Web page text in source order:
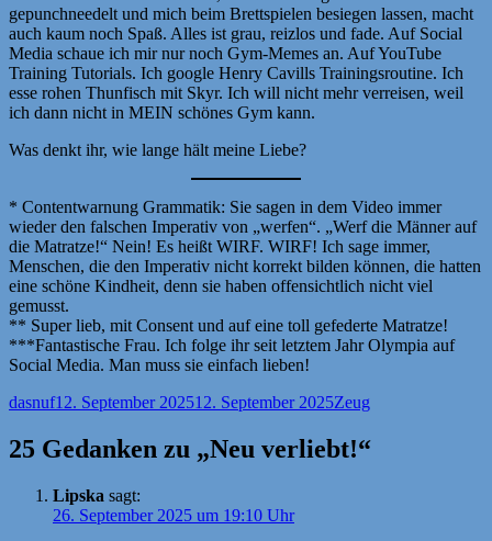
gepunchneedelt und mich beim Brettspielen besiegen lassen, macht
auch kaum noch Spaß. Alles ist grau, reizlos und fade. Auf Social
Media schaue ich mir nur noch Gym-Memes an. Auf YouTube
Training Tutorials. Ich google Henry Cavills Trainingsroutine. Ich
esse rohen Thunfisch mit Skyr. Ich will nicht mehr verreisen, weil
ich dann nicht in MEIN schönes Gym kann.
Was denkt ihr, wie lange hält meine Liebe?
* Contentwarnung Grammatik: Sie sagen in dem Video immer
wieder den falschen Imperativ von „werfen“. „Werf die Männer auf
die Matratze!“ Nein! Es heißt WIRF. WIRF! Ich sage immer,
Menschen, die den Imperativ nicht korrekt bilden können, die hatten
eine schöne Kindheit, denn sie haben offensichtlich nicht viel
gemusst.
** Super lieb, mit Consent und auf eine toll gefederte Matratze!
***Fantastische Frau. Ich folge ihr seit letztem Jahr Olympia auf
Social Media. Man muss sie einfach lieben!
Autor
dasnufVeröffentlicht
12. September 202512. September 2025Kategorien
Zeug
25 Gedanken zu „Neu verliebt!“
Lipska sagt:
26. September 2025 um 19:10 Uhr